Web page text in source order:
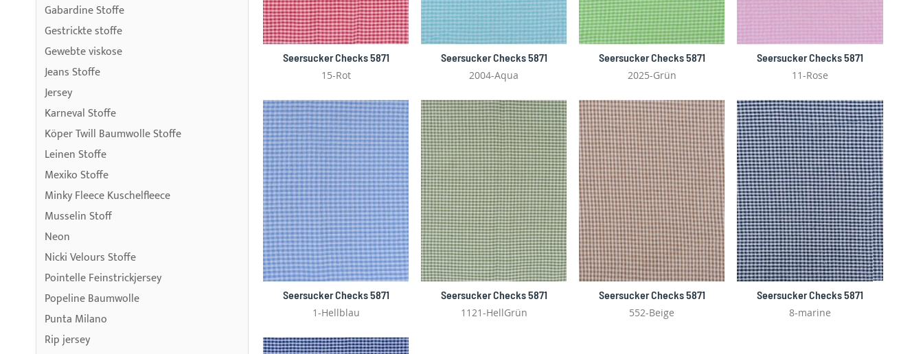
Seersucker Checks 5871
15-Rot
Seersucker Checks 5871
2004-Aqua
Seersucker Checks 5871
2025-Grün
Seersucker Checks 5871
11-Rose
Seersucker Checks 5871
1-Hellblau
Seersucker Checks 5871
1121-HellGrün
Seersucker Checks 5871
552-Beige
Seersucker Checks 5871
8-marine
Gabardine Stoffe
Gestrickte stoffe
Gewebte viskose
Jeans Stoffe
Jersey
Karneval Stoffe
Köper Twill Baumwolle Stoffe
Leinen Stoffe
Mexiko Stoffe
Minky Fleece Kuschelfleece
Musselin Stoff
Neon
Nicki Velours Stoffe
Pointelle Feinstrickjersey
Popeline Baumwolle
Punta Milano
Rip jersey